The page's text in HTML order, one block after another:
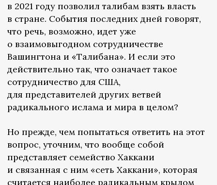
в 2021 году позволил талибам взять власть
в стране. События последних дней говорят,
что речь, возможно, идет уже
о взаимовыгодном сотрудничестве
Вашингтона и «Талибана». И если это
действительно так, что означает такое
сотрудничество для США,
для представителей других ветвей
радикального ислама и мира в целом?
Но прежде, чем попытаться ответить на этот
вопрос, уточним, что вообще собой
представляет семейство Хаккани
и связанная с ним «сеть Хаккани», которая
считается наиболее радикальным крылом